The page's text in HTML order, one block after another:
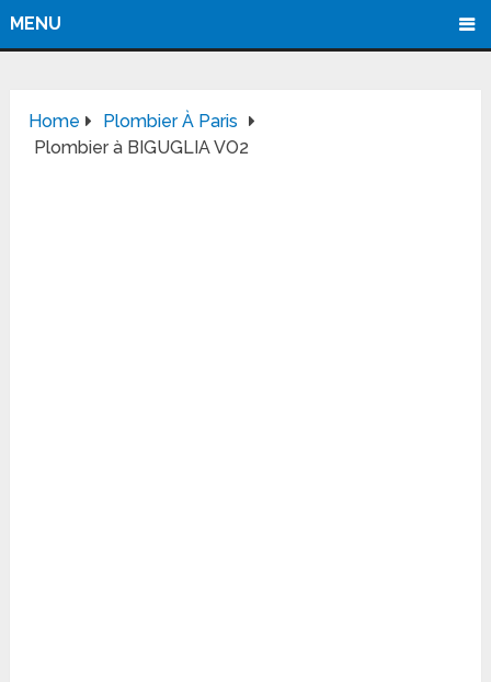
MENU
Home
Plombier À Paris
Plombier à BIGUGLIA VO2